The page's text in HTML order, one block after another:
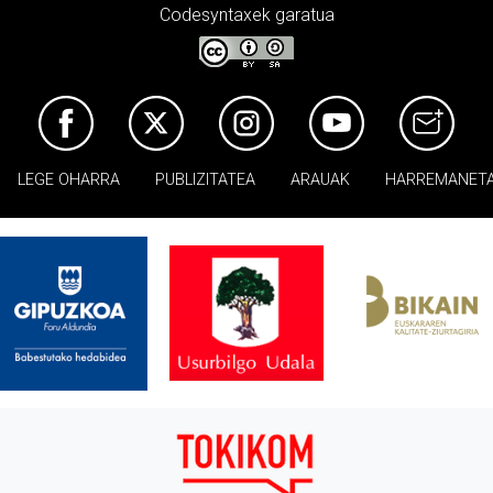
Codesyntaxek garatua
LEGE OHARRA PUBLIZITATEA ARAUAK